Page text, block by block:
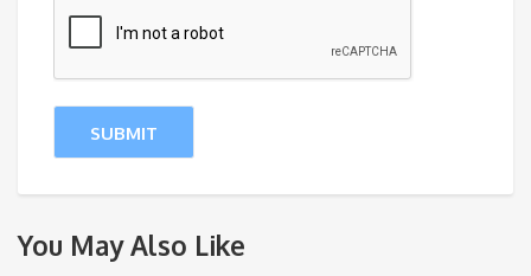
You May Also Like